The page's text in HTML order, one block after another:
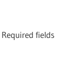
Required fields